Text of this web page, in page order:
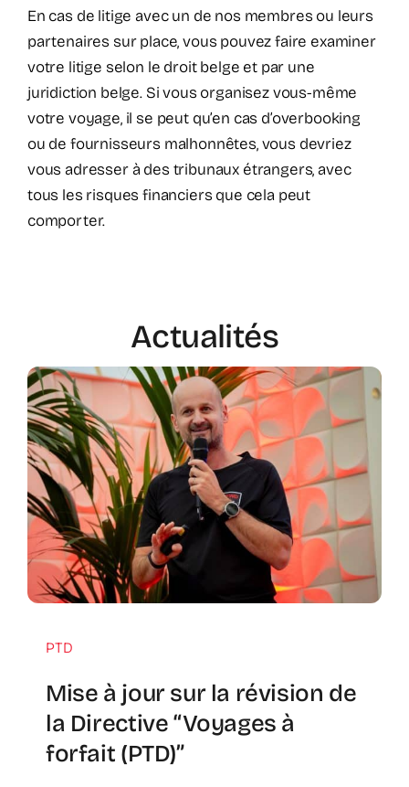
En cas de litige avec un de nos membres ou leurs
partenaires sur place, vous pouvez faire examiner
votre litige selon le droit belge et par une
juridiction belge. Si vous organisez vous-même
votre voyage, il se peut qu’en cas d’overbooking
ou de fournisseurs malhonnêtes, vous devriez
vous adresser à des tribunaux étrangers, avec
tous les risques financiers que cela peut
comporter.
Actualités
PTD
Mise à jour sur la révision de
la Directive “Voyages à
forfait (PTD)”